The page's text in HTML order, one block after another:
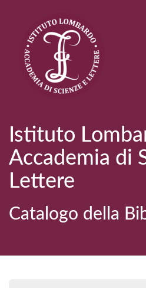
Istituto
Accademia di
Lettere
Catalogo della